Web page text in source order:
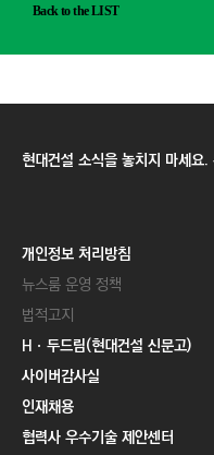
Back to the LIST
현대건설 소식을 놓치지 마세요
개인정보 처리방침
뉴스룸 운영 정책
법적고지
Hㆍ두드림(현대건설 신문고)
사이버감사실
인재채용
협력사 우수기술 제안센터